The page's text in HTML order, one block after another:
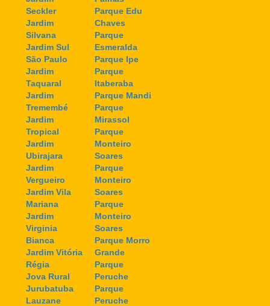
Seckler
Jardim
Silvana
Jardim Sul
São Paulo
Jardim
Taquaral
Jardim
Tremembé
Jardim
Tropical
Jardim
Ubirajara
Jardim
Vergueiro
Jardim Vila
Mariana
Jardim
Virginia
Bianca
Jardim Vitória
Régia
Jova Rural
Jurubatuba
Lauzane
Parque Edu
Chaves
Parque
Esmeralda
Parque Ipe
Parque
Itaberaba
Parque Mandi
Parque
Mirassol
Parque
Monteiro
Soares
Parque
Monteiro
Soares
Parque
Monteiro
Soares
Parque Morro
Grande
Parque
Peruche
Parque
Peruche